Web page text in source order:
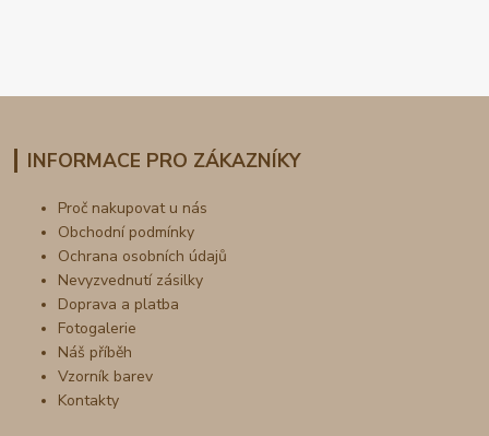
INFORMACE PRO ZÁKAZNÍKY
Proč nakupovat u nás
Obchodní podmínky
Ochrana osobních údajů
Nevyzvednutí zásilky
Doprava a platba
Fotogalerie
Náš příběh
Vzorník barev
Kontakty